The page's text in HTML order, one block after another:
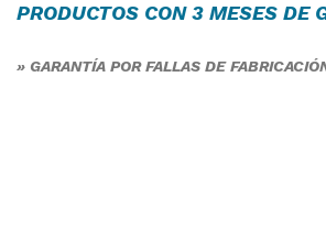
PRODUCTOS CON 3 MESES DE
» GARANTÍA POR FALLAS DE